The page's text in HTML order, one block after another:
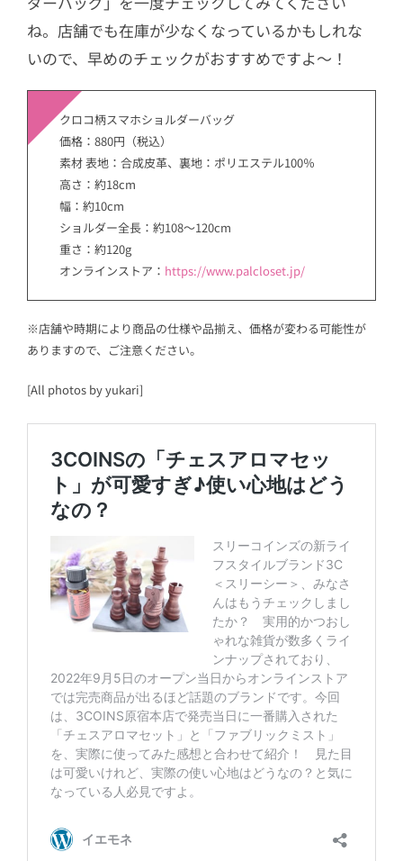
ね。店舗でも在庫が少なくなっているかもしれな
いので、早めのチェックがおすすめですよ〜！
クロコ柄スマホショルダーバッグ
価格：880円（税込）
素材 表地：合成皮革、裏地：ポリエステル100％
高さ：約18cm
幅：約10cm
ショルダー全長：約108～120cm
重さ：約120g
オンラインストア： https://www.palcloset.jp/
※店舗や時期により商品の仕様や品揃え、価格が変わる可能性が
ありますので、ご注意ください。
[All photos by yukari]